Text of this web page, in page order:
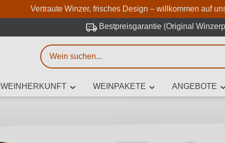
Zum
Zur Suche
Zur
Vertraute Winzer, frisches Design – willkommen auf
Bestpreisgarantie (Original
WEINHERKUNFT WEINPAKETE ANGEBOTE
Weinsuche
Mindestens 3 Zeichen eingeben